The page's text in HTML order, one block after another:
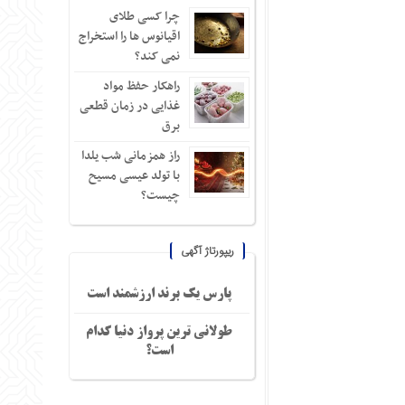
چرا کسی طلای
اقیانوس ها را استخراج
نمی کند؟
راهکار حفظ مواد
غذایی در زمان قطعی
برق
راز همزمانی شب یلدا
با تولد عیسی مسیح
چیست؟
ریپورتاژ آگهی
پارس یک برند ارزشمند است
طولانی ترین پرواز دنیا کدام
است؟